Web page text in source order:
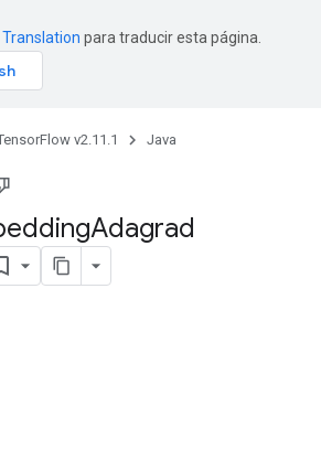
Translation para traducir esta página.
v2.11.1 Java
Adagrad